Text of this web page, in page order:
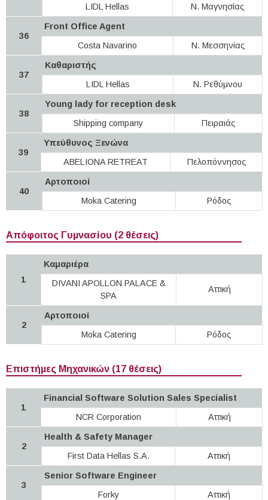
LIDL Hellas
Ν. Μαγνησίας
36
Front Office Agent
Costa Navarino
Ν. Μεσσηνίας
37
Καθαριστής
LIDL Hellas
Ν. Ρεθύμνου
38
Young lady for reception desk
Shipping company
Πειραιάς
39
Υπεύθυνος Ξενώνα
ABELIONA RETREAT
Πελοπόννησος
40
Αρτοποιοί
Moka Catering
Ρόδος
Απόφοιτος Γυμνασίου (2 θέσεις)
1
Καμαριέρα
DIVANI APOLLON PALACE &
SPA
Αττική
2
Αρτοποιοί
Moka Catering
Ρόδος
Επιστήμες Μηχανικών (17 θέσεις)
1
Financial Software Solution Sales Specialist
NCR Corporation
Αττική
2
Health & Safety Manager
First Data Hellas S.A.
Αττική
3
Senior Software Engineer
Forky
Αττική